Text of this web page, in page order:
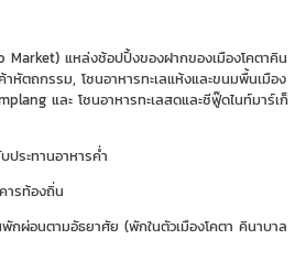
แหล่งช้อปปิ้งของฝากของเมืองโคตาคิน
หัตถกรรม, โซนอาหารทะเลแห้งและขนมพื้นเมือง
และ โซนอาหารทะเลสดและซีฟู๊ดไนท์มาร์เก็
ประทานอาหารค่ำ
ารท้องถิ่น
ผ่อนตามอัธยาศัย (พักในตัวเมืองโคตา คินาบาล